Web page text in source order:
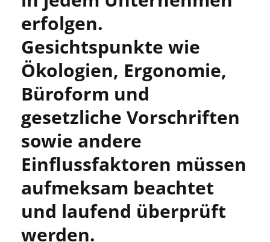
erfolgen.
Gesichtspunkte wie
Ökologien, Ergonomie,
Büroform und
gesetzliche Vorschriften
sowie andere
Einflussfaktoren müssen
aufmeksam beachtet
und laufend überprüft
werden.